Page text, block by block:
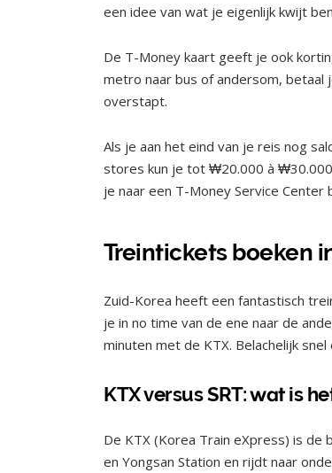
een idee van wat je eigenlijk kwijt
De T-Money kaart geeft je ook
metro naar bus of andersom, betaal
overstapt.
Als je aan het eind van je reis nog
stores kun je tot ₩20.000 à
je naar een T-Money Service
Treintickets boeken
Zuid-Korea heeft een fantastisch
je in no time van de ene naar de
minuten met de KTX. Belachelijk snel
KTX versus SRT: wat is
De KTX (Korea Train eXpress) is
en Yongsan Station en rijdt naar